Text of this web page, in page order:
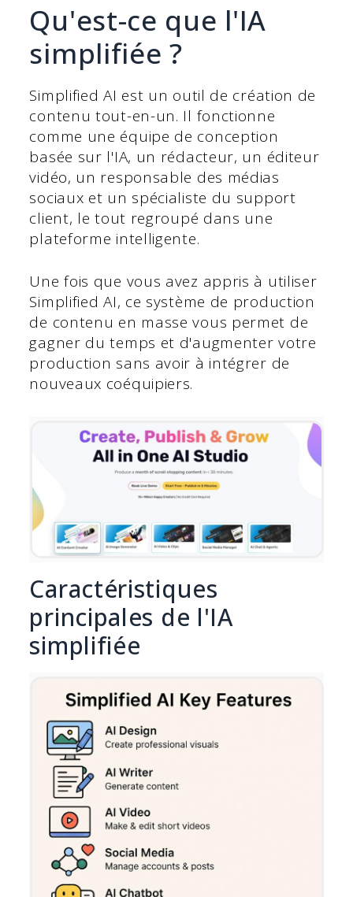
Qu'est-ce que l'IA
simplifiée ?
Simplified AI est un outil de création de
contenu tout-en-un. Il fonctionne
comme une équipe de conception
basée sur l'IA, un rédacteur, un éditeur
vidéo, un responsable des médias
sociaux et un spécialiste du support
client, le tout regroupé dans une
plateforme intelligente.
Une fois que vous avez appris à utiliser
Simplified AI, ce système de production
de contenu en masse vous permet de
gagner du temps et d'augmenter votre
production sans avoir à intégrer de
nouveaux coéquipiers.
Caractéristiques
principales de l'IA
simplifiée